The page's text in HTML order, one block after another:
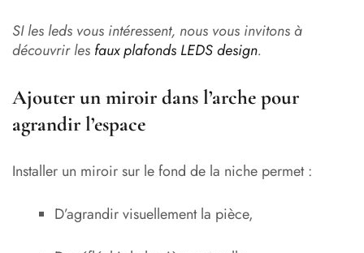
SI les leds vous intéressent, nous vous invitons à
découvrir les faux plafonds LEDS design.
Ajouter un miroir dans l’arche pour
agrandir l’espace
Installer un miroir sur le fond de la niche permet :
D’agrandir visuellement la pièce,